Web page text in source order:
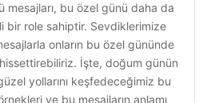
mesajları, bu özel günü daha da
bir role sahiptir. Sevdiklerimize
onların bu özel gününde
İşte, doğum günün
yollarını keşfedeceğimiz bu
ve bu mesajların anlamı